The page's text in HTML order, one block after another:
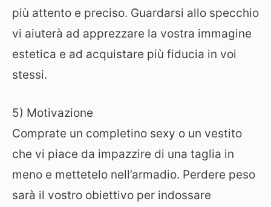
più attento e preciso. Guardarsi allo specchio
vi aiuterà ad apprezzare la vostra immagine
estetica e ad acquistare più fiducia in voi
stessi.
5) Motivazione
Comprate un completino sexy o un vestito
che vi piace da impazzire di una taglia in
meno e mettetelo nell’armadio. Perdere peso
sarà il vostro obiettivo per indossare